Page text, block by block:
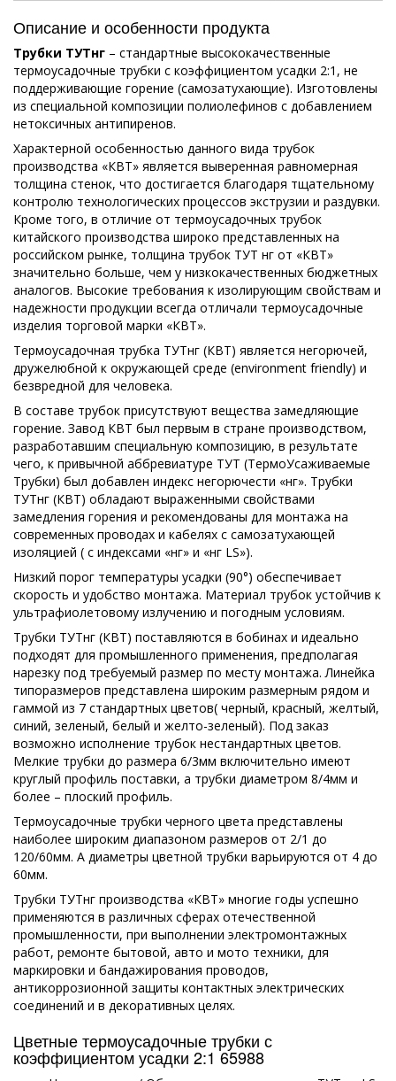
Описание и особенности продукта
Трубки ТУТнг – стандартные высококачественные
термоусадочные трубки с коэффициентом усадки 2:1, не
поддерживающие горение (самозатухающие). Изготовлены
из специальной композиции полиолефинов с добавлением
нетоксичных антипиренов.
Характерной особенностью данного вида трубок
производства «КВТ» является выверенная равномерная
толщина стенок, что достигается благодаря тщательному
контролю технологических процессов экструзии и раздувки.
Кроме того, в отличие от термоусадочных трубок
китайского производства широко представленных на
российском рынке, толщина трубок ТУТ нг от «КВТ»
значительно больше, чем у низкокачественных бюджетных
аналогов. Высокие требования к изолирующим свойствам и
надежности продукции всегда отличали термоусадочные
изделия торговой марки «КВТ».
Термоусадочная трубка ТУТнг (КВТ) является негорючей,
дружелюбной к окружающей среде (environment friendly) и
безвредной для человека.
В составе трубок присутствуют вещества замедляющие
горение. Завод КВТ был первым в стране производством,
разработавшим специальную композицию, в результате
чего, к привычной аббревиатуре ТУТ (ТермоУсаживаемые
Трубки) был добавлен индекс негорючести «нг». Трубки
ТУТнг (КВТ) обладают выраженными свойствами
замедления горения и рекомендованы для монтажа на
современных проводах и кабелях с самозатухающей
изоляцией ( с индексами «нг» и «нг LS»).
Низкий порог температуры усадки (90°) обеспечивает
скорость и удобство монтажа. Материал трубок устойчив к
ультрафиолетовому излучению и погодным условиям.
Трубки ТУТнг (КВТ) поставляются в бобинах и идеально
подходят для промышленного применения, предполагая
нарезку под требуемый размер по месту монтажа. Линейка
типоразмеров представлена широким размерным рядом и
гаммой из 7 стандартных цветов( черный, красный, желтый,
синий, зеленый, белый и желто-зеленый). Под заказ
возможно исполнение трубок нестандартных цветов.
Мелкие трубки до размера 6/3мм включительно имеют
круглый профиль поставки, а трубки диаметром 8/4мм и
более – плоский профиль.
Термоусадочные трубки черного цвета представлены
наиболее широким диапазоном размеров от 2/1 до
120/60мм. А диаметры цветной трубки варьируются от 4 до
60мм.
Трубки ТУТнг производства «КВТ» многие годы успешно
применяются в различных сферах отечественной
промышленности, при выполнении электромонтажных
работ, ремонте бытовой, авто и мото техники, для
маркировки и бандажирования проводов,
антикоррозионной защиты контактных электрических
соединений и в декоративных целях.
Цветные термоусадочные трубки с
коэффициентом усадки 2:1 65988